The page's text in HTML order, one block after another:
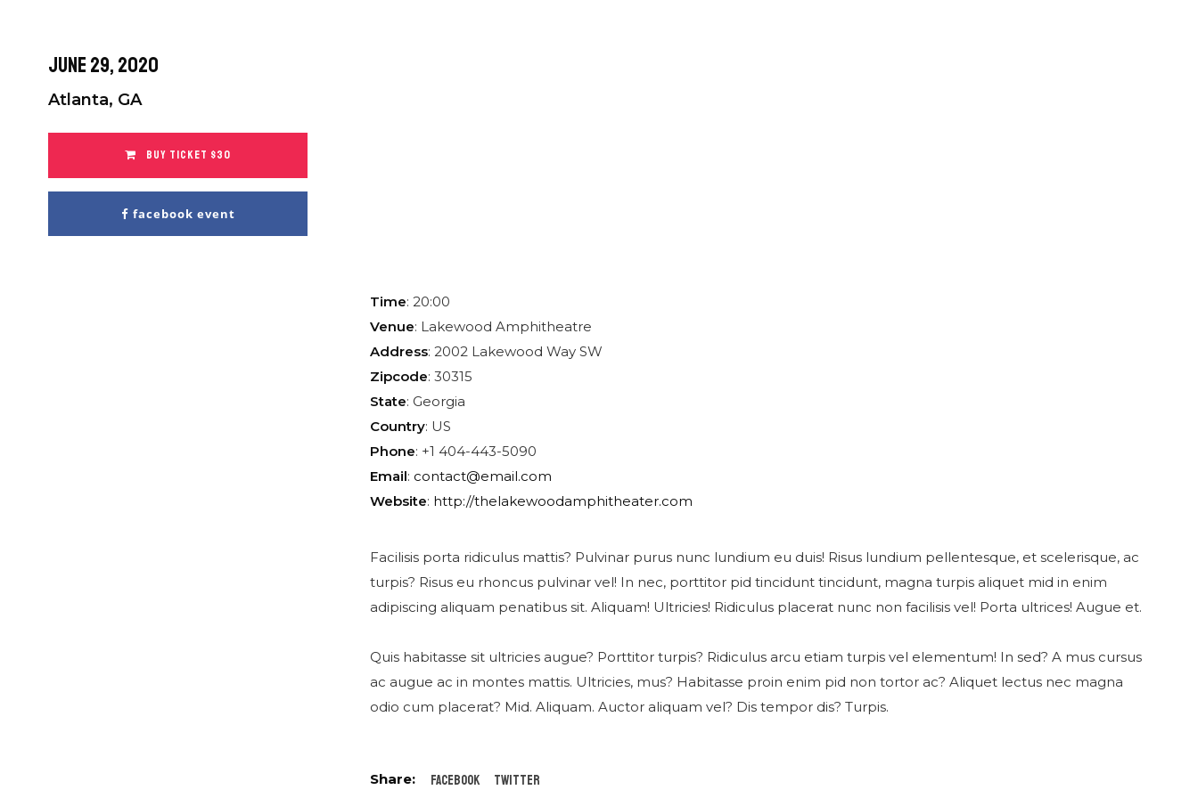
June 29, 2020
Atlanta, GA
BUY TICKET $30
facebook event
Time: 20:00
Venue: Lakewood Amphitheatre
Address: 2002 Lakewood Way SW
Zipcode: 30315
State: Georgia
Country: US
Phone: +1 404-443-5090
Email: contact@email.com
Website: http://thelakewoodamphitheater.com
Facilisis porta ridiculus mattis? Pulvinar purus nunc lundium eu duis! Risus lundium pellentesque, et scelerisque, ac
turpis? Risus eu rhoncus pulvinar vel! In nec, porttitor pid tincidunt tincidunt, magna turpis aliquet mid in enim
adipiscing aliquam penatibus sit. Aliquam! Ultricies! Ridiculus placerat nunc non facilisis vel! Porta ultrices! Augue et.
Quis habitasse sit ultricies augue? Porttitor turpis? Ridiculus arcu etiam turpis vel elementum! In sed? A mus cursus
ac augue ac in montes mattis. Ultricies, mus? Habitasse proin enim pid non tortor ac? Aliquet lectus nec magna
odio cum placerat? Mid. Aliquam. Auctor aliquam vel? Dis tempor dis? Turpis.
Facebook Twitter